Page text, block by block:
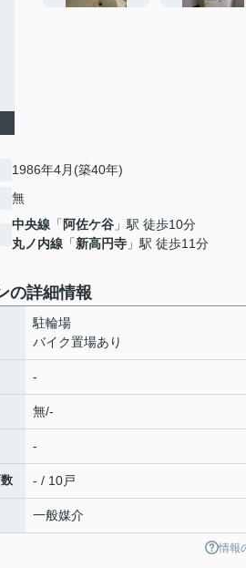
1986年4月(築40年)
無
中央線 「 阿佐ケ谷 」駅 徒歩10分
丸ノ内線 「新高円寺 」駅 徒歩11分
の詳細情報
駐輪場
バイク置場あり
-
無/-
-
- / 10戸
一般媒介
情報